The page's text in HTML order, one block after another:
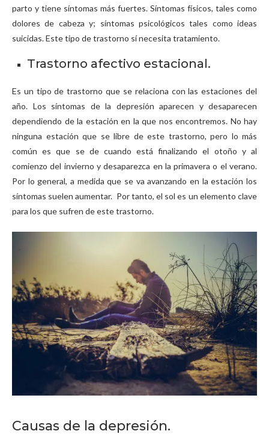
parto y tiene síntomas más fuertes. Síntomas físicos, tales como
dolores de cabeza y; síntomas psicológicos tales como ideas
suicidas. Este tipo de trastorno sí necesita tratamiento.
Trastorno afectivo estacional.
Es un tipo de trastorno que se relaciona con las estaciones del
año. Los síntomas de la depresión aparecen y desaparecen
dependiendo de la estación en la que nos encontremos. No hay
ninguna estación que se libre de este trastorno, pero lo más
común es que se de cuando está finalizando el otoño y al
comienzo del invierno y desaparezca en la primavera o el verano.
Por lo general, a medida que se va avanzando en la estación los
síntomas suelen aumentar. Por tanto, el sol es un elemento clave
para los que sufren de este trastorno.
Causas de la depresión.